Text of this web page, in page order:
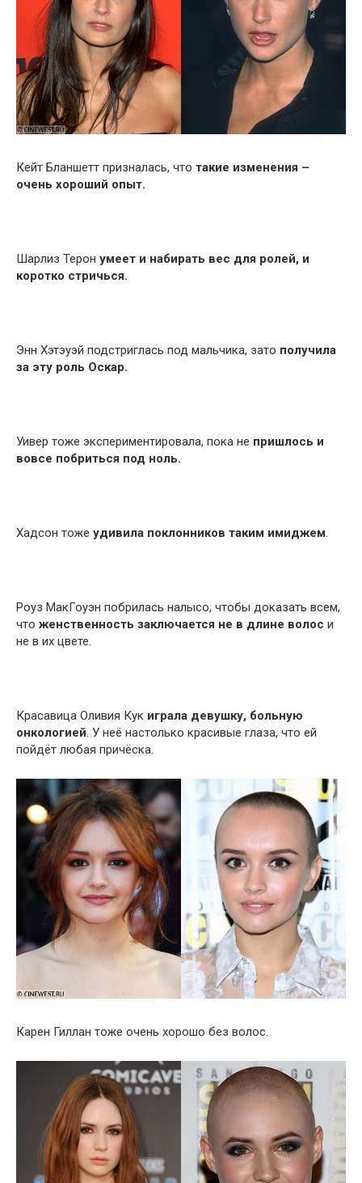
Кейт Бланшетт призналась, что такие изменения –
очень хороший опыт.
Шарлиз Терон умеет и набирать вес для ролей, и
коротко стричься.
Энн Хэтэуэй подстриглась под мальчика, зато получила
за эту роль Оскар.
Уивер тоже экспериментировала, пока не пришлось и
вовсе побриться под ноль.
Хадсон тоже удивила поклонников таким имиджем.
Роуз МакГоуэн побрилась налысо, чтобы доказать всем,
что женственность заключается не в длине волос и
не в их цвете.
Красавица Оливия Кук играла девушку, больную
онкологией. У неё настолько красивые глаза, что ей
пойдёт любая причёска.
Карен Гиллан тоже очень хорошо без волос.